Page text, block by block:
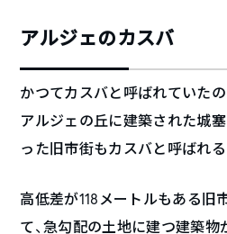
アルジェのカスバ
かつてカスバと呼ばれていた
アルジェの丘に建築された城
った旧市街もカスバと呼ばれる
高低差が118メートルもある旧
て、急勾配の土地に建つ建築物